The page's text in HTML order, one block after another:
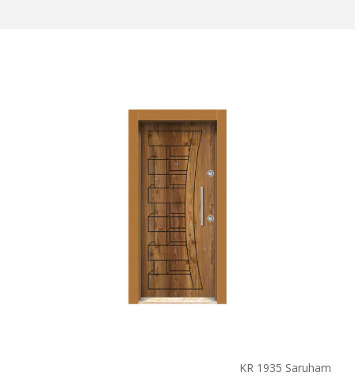
KR 1935 Saruham